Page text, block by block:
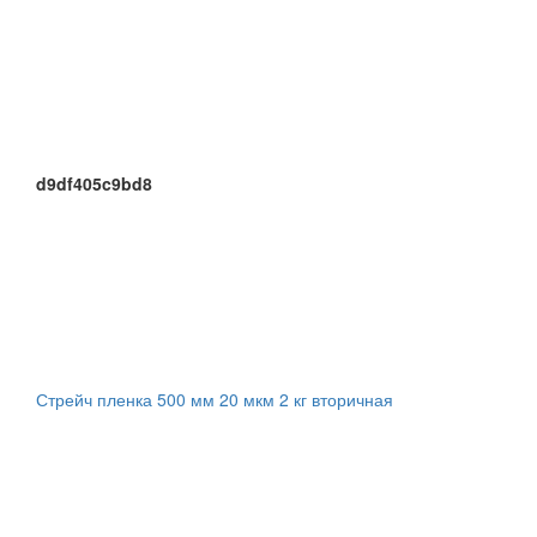
d9df405c9bd8
Стрейч пленка 500 мм 20 мкм 2 кг вторичная